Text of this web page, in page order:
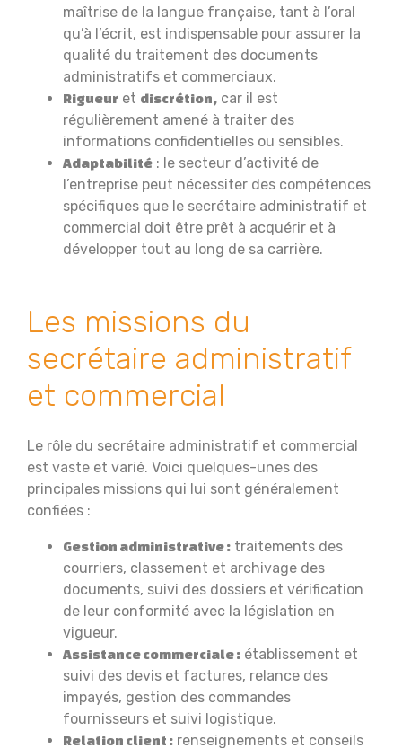
maîtrise de la langue française, tant à l’oral
qu’à l’écrit, est indispensable pour assurer la
qualité du traitement des documents
administratifs et commerciaux.
Rigueur et discrétion, car il est
régulièrement amené à traiter des
informations confidentielles ou sensibles.
Adaptabilité : le secteur d’activité de
l’entreprise peut nécessiter des compétences
spécifiques que le secrétaire administratif et
commercial doit être prêt à acquérir et à
développer tout au long de sa carrière.
Les missions du
secrétaire administratif
et commercial
Le rôle du secrétaire administratif et commercial
est vaste et varié. Voici quelques-unes des
principales missions qui lui sont généralement
confiées :
Gestion administrative : traitements des
courriers, classement et archivage des
documents, suivi des dossiers et vérification
de leur conformité avec la législation en
vigueur.
Assistance commerciale : établissement et
suivi des devis et factures, relance des
impayés, gestion des commandes
fournisseurs et suivi logistique.
Relation client : renseignements et conseils